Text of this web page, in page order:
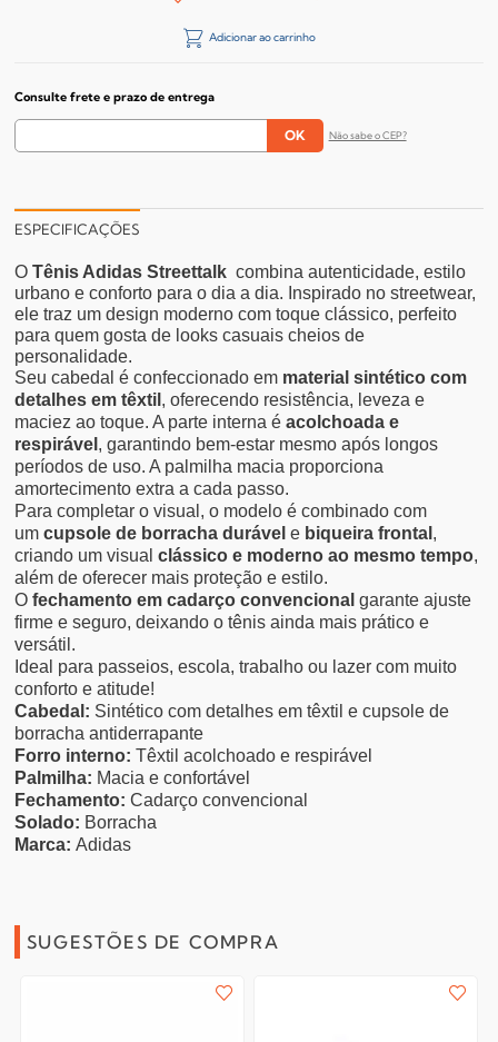
Adicionar ao carrinho
Consulte frete e prazo de entrega
Não sabe o CEP?
ESPECIFICAÇÕES
OTênis Adidas Streettalk combina autenticidade, estilo
urbano e conforto para o dia a dia. Inspirado no streetwear,
ele traz um design moderno com toque clássico, perfeito
para quem gosta de looks casuais cheios de
personalidade.
Seu cabedal é confeccionado em material sintético com
detalhes em têxtil , oferecendo resistência, leveza e
maciez ao toque. A parte interna éacolchoada e
respirável , garantindo bem-estar mesmo após longos
períodos de uso. A palmilha macia proporciona
amortecimento extra a cada passo.
Para completar o visual, o modelo é combinado com
umcupsole de borracha durável e biqueira frontal ,
criando um visualclássico e moderno ao mesmo tempo,
além de oferecer mais proteção e estilo.
Ofechamento em cadarço convencional garante ajuste
firme e seguro, deixando o tênis ainda mais prático e
versátil.
Ideal para passeios, escola, trabalho ou lazer com muito
conforto e atitude!
Cabedal: Sintético com detalhes em têxtil e cupsole de
borracha antiderrapante
Forro interno: Têxtil acolchoado e respirável
Palmilha: Macia e confortável
Fechamento: Cadarço convencional
Solado: Borracha
Marca: Adidas
SUGESTÕES DE COMPRA